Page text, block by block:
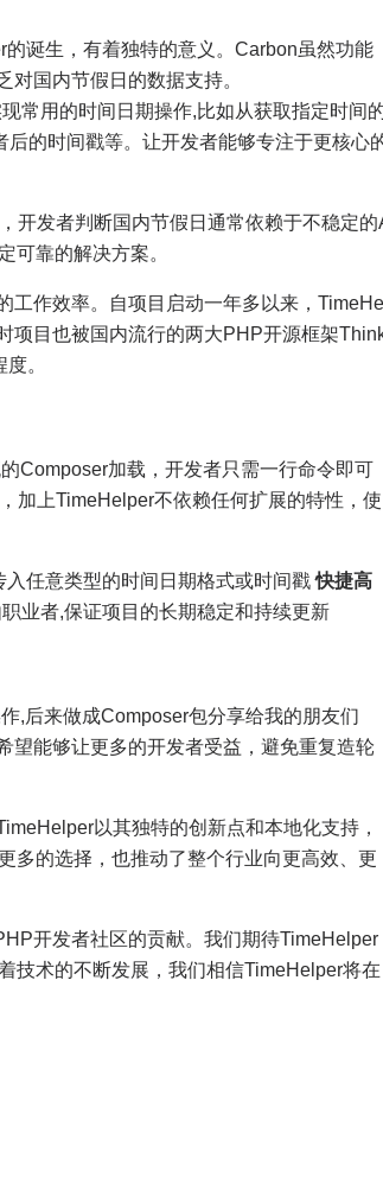
诞生，有着独特的意义。Carbon虽然功能
国内节假日的数据支持。
常用的时间日期操作,比如从获取指定时间
的时间戳等。让开发者能够专注于更核心
开发者判断国内节假日通常依赖于不稳定的
可靠的解决方案。
工作效率。自项目启动一年多以来，
项目也被国内流行的两大PHP开源框架
。
Composer加载，开发者只需一行命令即可
加上TimeHelper不依赖任何扩展的特性，使
入任意类型的时间日期格式或时间戳快捷高
业者,保证项目的长期稳定和持续更新
,后来做成Composer包分享给我的朋友们
望能够让更多的开发者受益，避免重复造轮
以其独特的创新点和本地化支持，
多的选择，也推动了整个行业向更高效、更
开发者社区的贡献。我们期待TimeHelper
技术的不断发展，我们相信TimeHelper将在